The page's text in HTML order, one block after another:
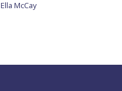
Ella McCay